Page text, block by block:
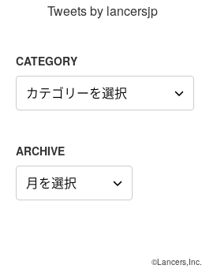
Tweets by lancersjp
CATEGORY
CATEGORY
ARCHIVE
ARCHIVE
©Lancers,Inc.